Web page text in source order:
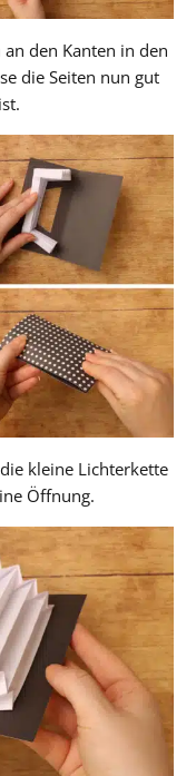
den Kanten in den
die Seiten nun gut
kleine Lichterkette
Öffnung.